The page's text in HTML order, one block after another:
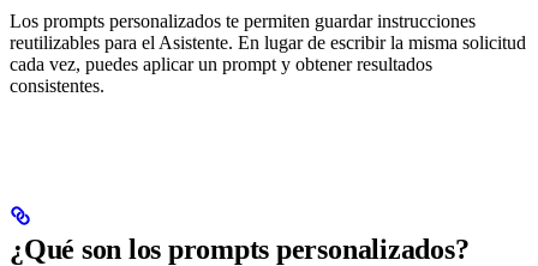
Los prompts personalizados te permiten guardar instrucciones
reutilizables para el Asistente. En lugar de escribir la misma solicitud
cada vez, puedes aplicar un prompt y obtener resultados
consistentes.
¿Qué son los prompts personalizados?